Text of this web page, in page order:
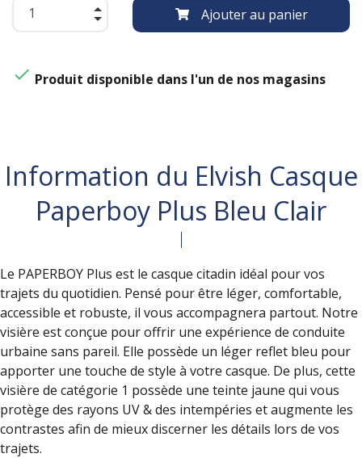
Ajouter au panier
 Produit disponible dans l'un de nos magasins
Information du Elvish Casque
Paperboy Plus Bleu Clair
Le PAPERBOY Plus est le casque citadin idéal pour vos
trajets du quotidien. Pensé pour être léger, comfortable,
accessible et robuste, il vous accompagnera partout. Notre
visière est conçue pour offrir une expérience de conduite
urbaine sans pareil. Elle possède un léger reflet bleu pour
apporter une touche de style à votre casque. De plus, cette
visière de catégorie 1 possède une teinte jaune qui vous
protège des rayons UV & des intempéries et augmente les
contrastes afin de mieux discerner les détails lors de vos
trajets.